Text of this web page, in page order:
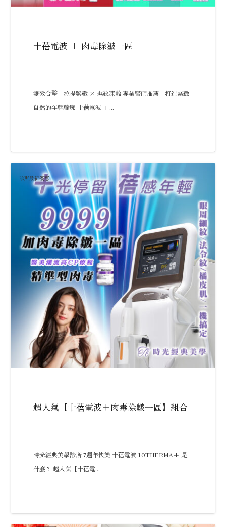
十蓓電波 + 肉毒除皺一區
雙效合擊｜拉提緊緻 × 撫紋凍齡 專業醫師推薦｜打造緊緻
自然的年輕輪廓 十蓓電波 +...
診所最新優惠
超人氣【十蓓電波＋肉毒除皺一區】組合
時光經典美學診所 7週年快樂 十蓓電波 10THERMA+ 是
什麼？ 超人氣【十蓓電...